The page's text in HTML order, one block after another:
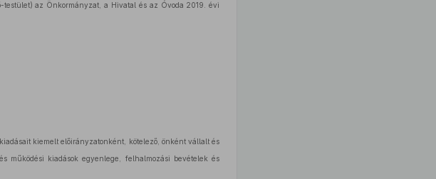
testület) az Önkormányzat, a Hivatal és az Óvoda 2019. évi
kiemelt előirányzatonként, kötelező, önként vállalt és
működési kiadások egyenlege, felhalmozási bevételek és